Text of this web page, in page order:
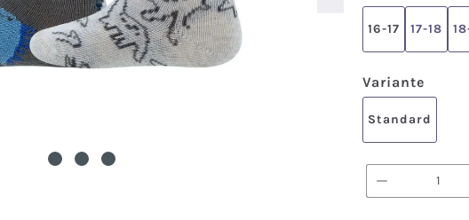
16-17 17-18
Variante
Standard
Produkt